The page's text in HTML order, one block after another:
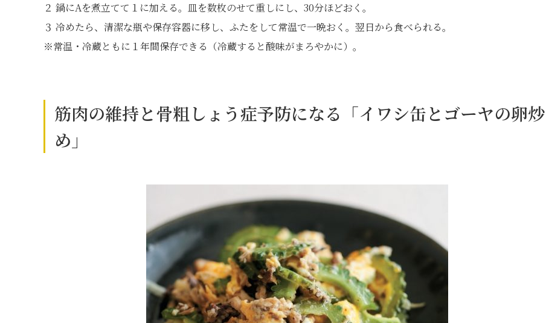
２ 鍋にAを煮立てて１に加える。皿を数枚のせて重しにし、30分ほどおく。
３ 冷めたら、清潔な瓶や保存容器に移し、ふたをして常温で一晩おく。翌日から食べられる。
※常温・冷蔵ともに１年間保存できる（冷蔵すると酸味がまろやかに）。
筋肉の維持と骨粗しょう症予防になる「イワシ缶とゴーヤの卵炒
め」